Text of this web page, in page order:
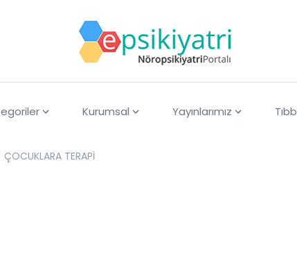
Kurumsal Yayınlarımız
ÇOCUKLARA TERAPİ